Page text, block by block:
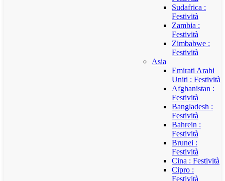
Sudafrica :
Festività
Zambia :
Festività
Zimbabwe :
Festività
Asia
Emirati Arabi
Uniti : Festività
Afghanistan :
Festività
Bangladesh :
Festività
Bahrein :
Festività
Brunei :
Festività
Cina : Festività
Cipro :
Festività